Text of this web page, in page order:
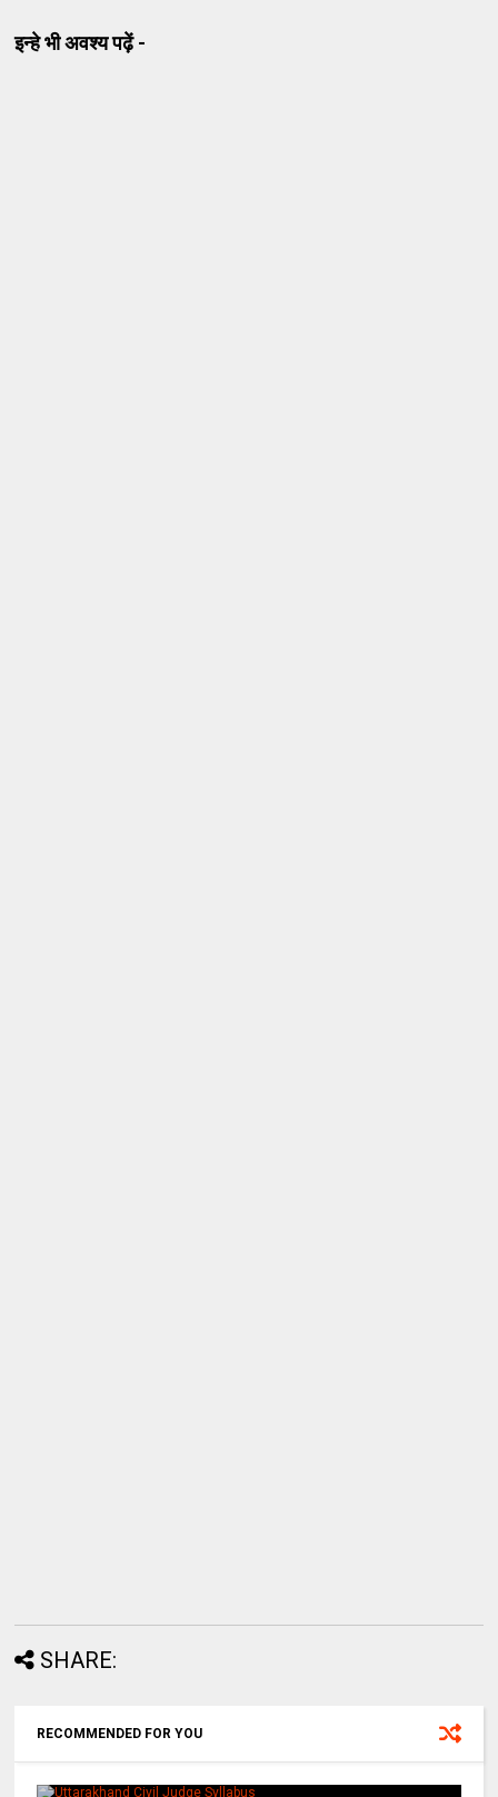
इन्हे भी अवश्य पढ़ें -
SHARE:
RECOMMENDED FOR YOU